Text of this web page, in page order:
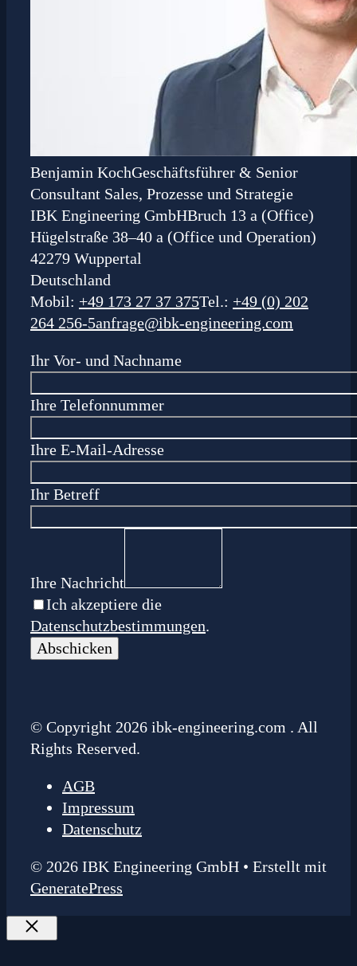
Benjamin KochGeschäftsführer & Senior
Consultant Sales, Prozesse und Strategie
IBK Engineering GmbHBruch 13 a (Office)
Hügelstraße 38–40 a (Office und Operation)
42279 Wuppertal
Deutschland
Mobil: +49 173 27 37 375Tel.: +49 (0) 202
264 256-5anfrage@ibk-engineering.com
Ihr Vor- und Nachname
Ihre Telefonnummer
Ihre E-Mail-Adresse
Ihr Betreff
Ihre Nachricht
Ich akzeptiere die
Datenschutzbestimmungen.
© Copyright 2026 ibk-engineering.com . All
Rights Reserved.
AGB
Impressum
Datenschutz
© 2026 IBK Engineering GmbH • Erstellt mit
GeneratePress
Schließen